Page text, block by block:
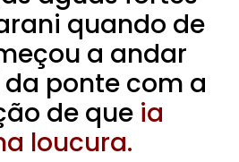
quando de
a andar
ponte com a
de que ia
loucura.